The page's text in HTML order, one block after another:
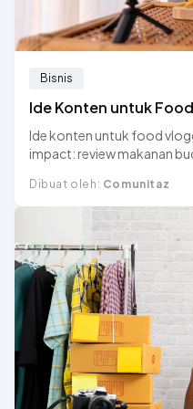
Bisnis
Ide Konten untuk
Ide konten untuk food
impact: review makanan
Dibuat oleh: Comunitaz